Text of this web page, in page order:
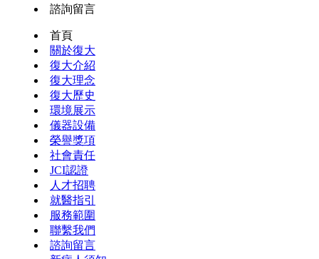
諮詢留言
首頁
關於復大
復大介紹
復大理念
復大歷史
環境展示
儀器設備
榮譽獎項
社會責任
JCI認證
人才招聘
就醫指引
服務範圍
聯繫我們
諮詢留言